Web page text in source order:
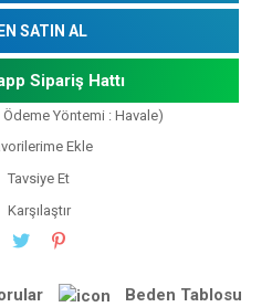
SATIN AL
Sipariş Hattı
Yöntemi : Havale)
Tavsiye Et
Karşılaştır
Beden Tablosu